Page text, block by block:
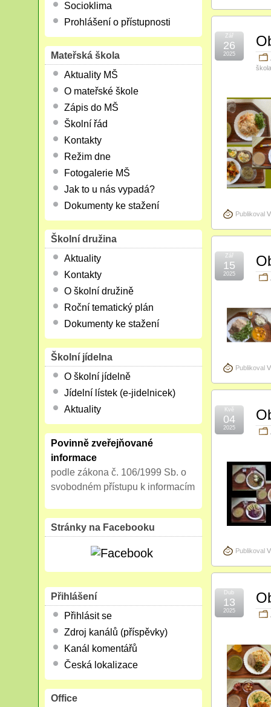
škola
Zář
26
2025
Publikoval
Zář
15
2025
Publikoval
Kvě
04
2025
Publikoval
Dub
13
2025
Socioklima
Prohlášení o přístupnosti
Mateřská škola
Aktuality MŠ
O mateřské škole
Zápis do MŠ
Školní řád
Kontakty
Režim dne
Fotogalerie MŠ
Jak to u nás vypadá?
Dokumenty ke stažení
Školní družina
Aktuality
Kontakty
O školní družině
Roční tematický plán
Dokumenty ke stažení
Školní jídelna
O školní jídelně
Jídelní lístek (e-jidelnicek)
Aktuality
Povinně zveřejňované
informace
podle zákona č. 106/1999 Sb. o
svobodném přístupu k informacím
Stránky na Facebooku
Přihlášení
Přihlásit se
Zdroj kanálů (příspěvky)
Kanál komentářů
Česká lokalizace
Office